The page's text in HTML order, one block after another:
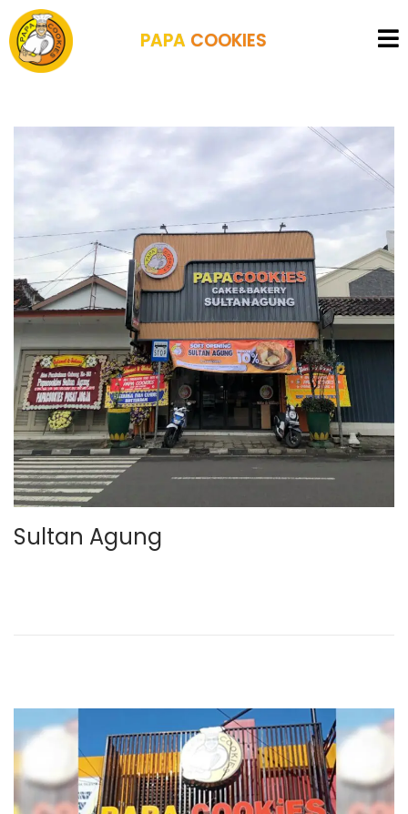
PAPA COOKIES
Sultan Agung